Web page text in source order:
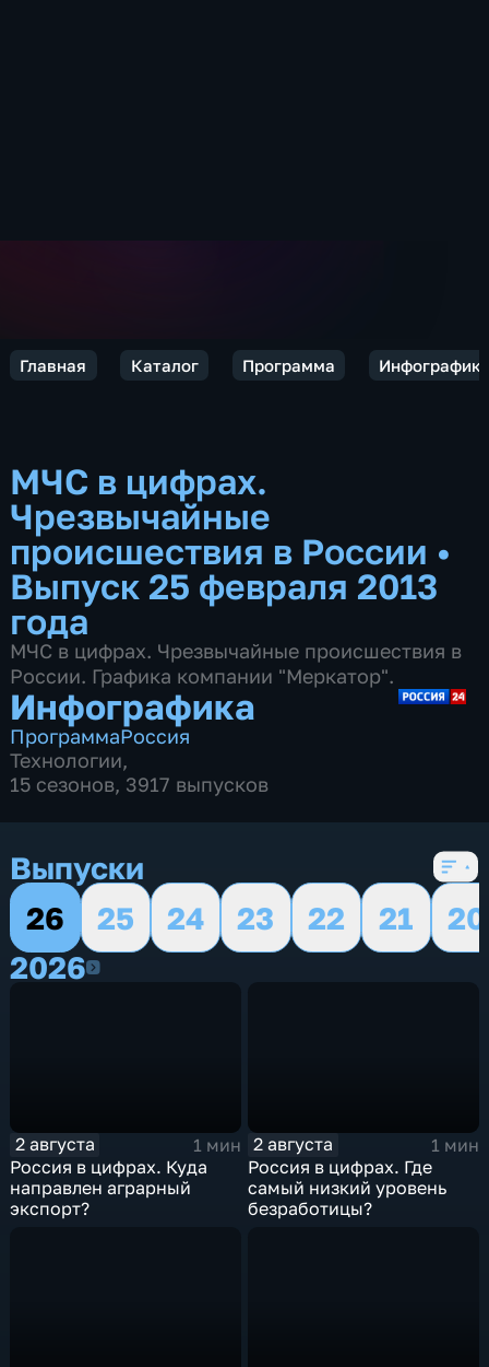
Главная Каталог Программа
МЧС в цифрах.
Чрезвычайные
происшествия в России •
Выпуск 25 февраля 2013
года
МЧС в цифрах. Чрезвычайные происшествия в
России. Графика компании "Меркатор".
Инфографика
ПрограммаРоссия
Технологии,
15 сезонов, 3917 выпусков
Выпуски
26
25 24 23 22 21
20
20262026
2 августа
1 мин
Россия в цифрах. Куда
направлен аграрный
экспорт?
2 августа
1 мин
Россия в цифрах. Где
самый низкий уровень
безработицы?